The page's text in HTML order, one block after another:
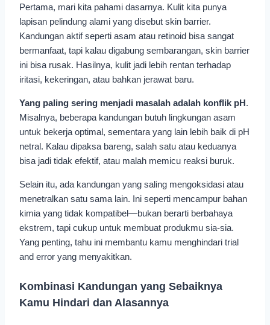
Pertama, mari kita pahami dasarnya. Kulit kita punya
lapisan pelindung alami yang disebut skin barrier.
Kandungan aktif seperti asam atau retinoid bisa sangat
bermanfaat, tapi kalau digabung sembarangan, skin barrier
ini bisa rusak. Hasilnya, kulit jadi lebih rentan terhadap
iritasi, kekeringan, atau bahkan jerawat baru.
Yang paling sering menjadi masalah adalah konflik pH.
Misalnya, beberapa kandungan butuh lingkungan asam
untuk bekerja optimal, sementara yang lain lebih baik di pH
netral. Kalau dipaksa bareng, salah satu atau keduanya
bisa jadi tidak efektif, atau malah memicu reaksi buruk.
Selain itu, ada kandungan yang saling mengoksidasi atau
menetralkan satu sama lain. Ini seperti mencampur bahan
kimia yang tidak kompatibel—bukan berarti berbahaya
ekstrem, tapi cukup untuk membuat produkmu sia-sia.
Yang penting, tahu ini membantu kamu menghindari trial
and error yang menyakitkan.
Kombinasi Kandungan yang Sebaiknya
Kamu Hindari dan Alasannya